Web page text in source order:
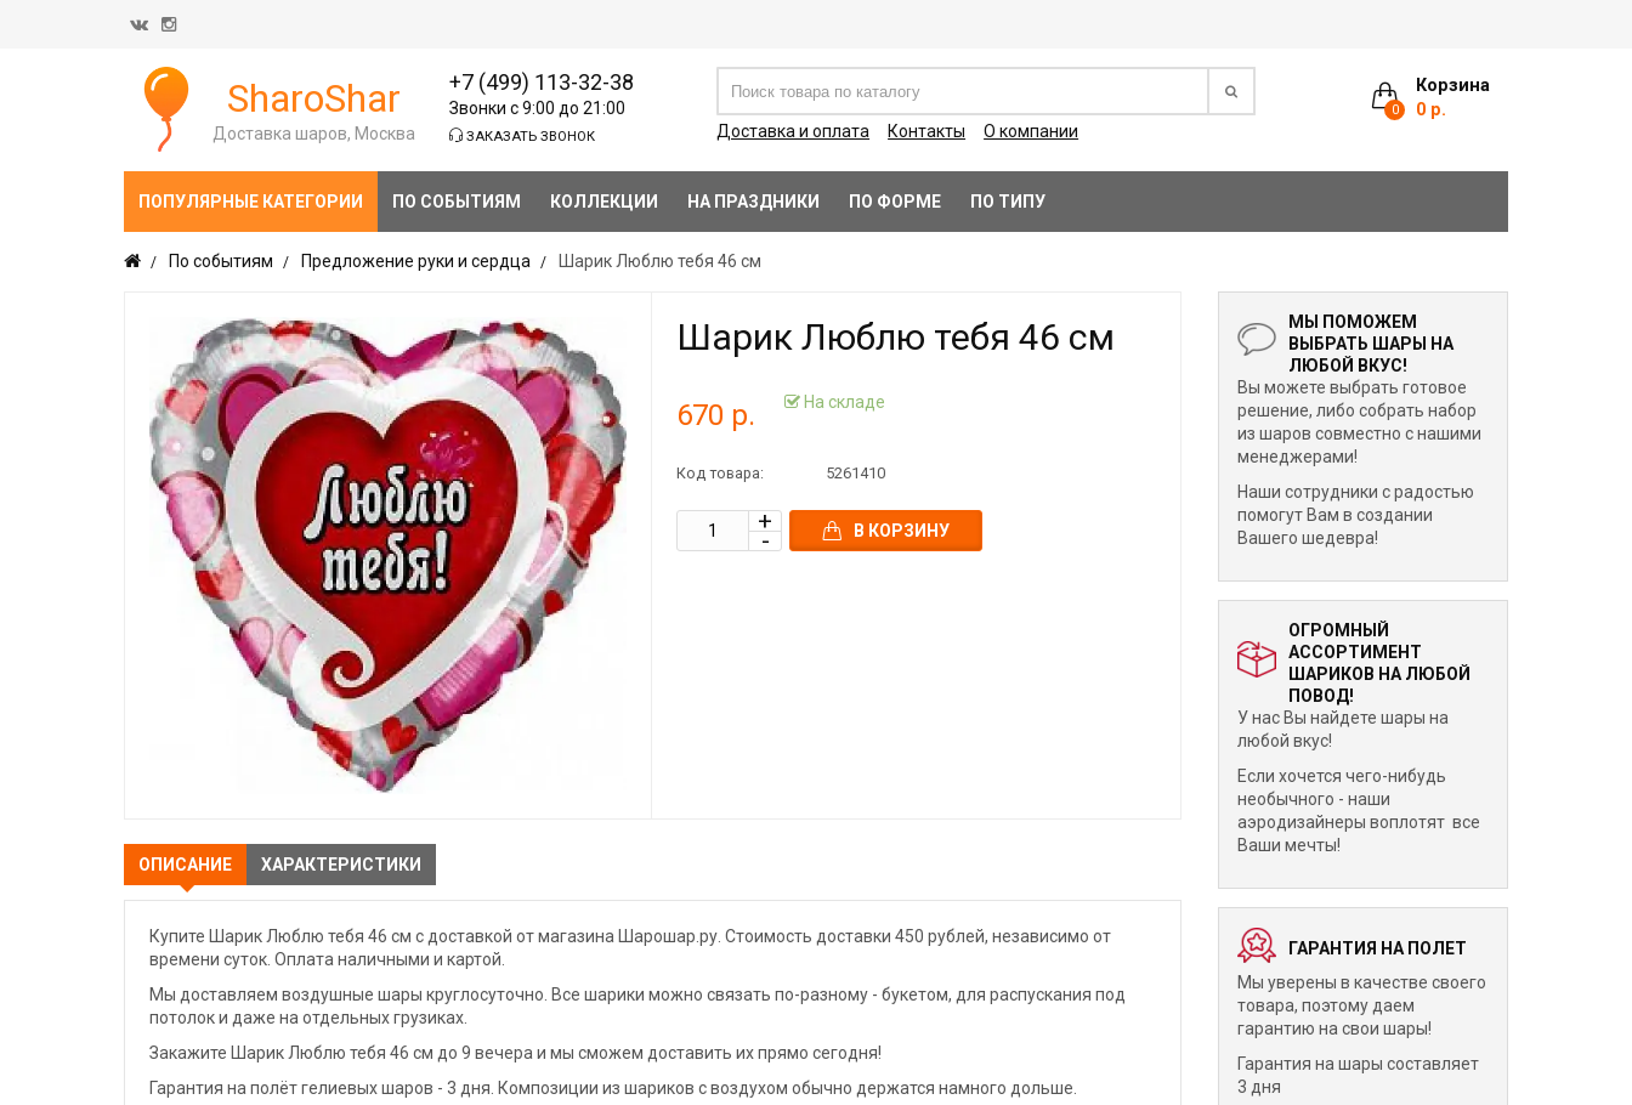
Корзина
0 0 р.
SharoShar
Доставка шаров, Москва
+7 (499) 113-32-38
Звонки с 9:00 до 21:00
ЗАКАЗАТЬ ЗВОНОК Доставка и оплата Контакты О компании
ПОПУЛЯРНЫЕ КАТЕГОРИИ ПО СОБЫТИЯМ КОЛЛЕКЦИИ НА ПРАЗДНИКИ ПО ФОРМЕ ПО ТИПУ
По событиям Предложение руки и сердца Шарик Люблю тебя 46 см
Шарик Люблю тебя 46 см
670 р. На складе
Код товара: 5261410
В КОРЗИНУ
ОПИСАНИЕ ХАРАКТЕРИСТИКИ
Купите Шарик Люблю тебя 46 см с доставкой от магазина Шарошар.ру. Стоимость доставки 450 рублей, независимо от
времени суток. Оплата наличными и картой.
Мы доставляем воздушные шары круглосуточно. Все шарики можно связать по-разному - букетом, для распускания под
потолок и даже на отдельных грузиках.
Закажите Шарик Люблю тебя 46 см до 9 вечера и мы сможем доставить их прямо сегодня!
Гарантия на полёт гелиевых шаров - 3 дня. Композиции из шариков с воздухом обычно держатся намного дольше.
МЫ ПОМОЖЕМ
ВЫБРАТЬ ШАРЫ НА
ЛЮБОЙ ВКУС!
Вы можете выбрать готовое
решение, либо собрать набор
из шаров совместно с нашими
менеджерами!
Наши сотрудники с радостью
помогут Вам в создании
Вашего шедевра!
ОГРОМНЫЙ
АССОРТИМЕНТ
ШАРИКОВ НА ЛЮБОЙ
ПОВОД!
У нас Вы найдете шары на
любой вкус!
Если хочется чего-нибудь
необычного - наши
аэродизайнеры воплотят все
Ваши мечты!
ГАРАНТИЯ НА ПОЛЕТ
Мы уверены в качестве своего
товара, поэтому даем
гарантию на свои шары!
Гарантия на шары составляет
3 дня